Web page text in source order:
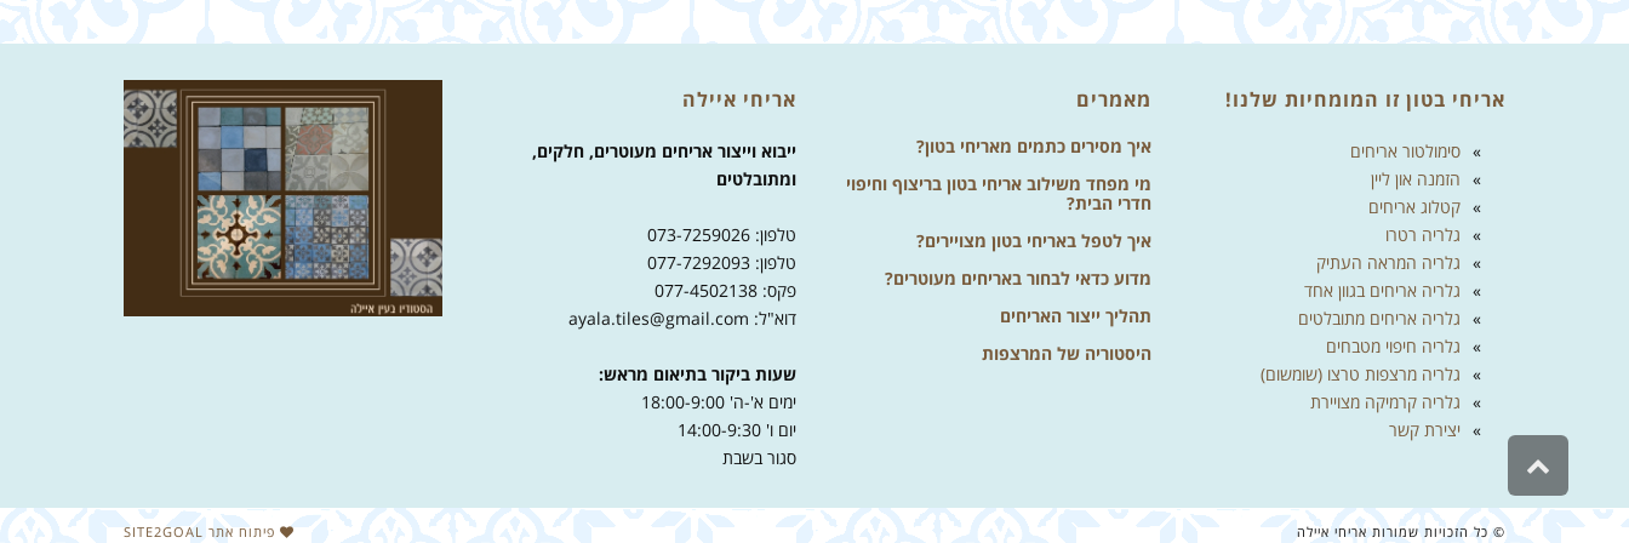
אריחי בטון זו המומחיות שלנו!
סימולטור אריחים
הזמנה און ליין
קטלוג אריחים
גלריה רטרו
גלריה המראה העתיק
גלריה אריחים בגוון אחד
גלריה אריחים מתובלטים
גלריה חיפוי מטבחים
גלריה מרצפות טרצו (שומשום)
גלריה קרמיקה מצויירת
יצירת קשר
מאמרים
איך מסירים כתמים מאריחי בטון?
מי מפחד משילוב אריחי בטון בריצוף וחיפוי
חדרי הבית?
איך לטפל באריחי בטון מצויירים?
מדוע כדאי לבחור באריחים מעוטרים?
תהליך ייצור האריחים
היסטוריה של המרצפות
אריחי איילה
ייבוא וייצור אריחים מעוטרים, חלקים,
ומתובלטים
טלפון: 073-7259026
טלפון: 077-7292093
פקס: 077-4502138
דוא"ל: ayala.tiles@gmail.com
שעות ביקור בתיאום מראש:
ימים א'-ה' 18:00-9:00
יום ו' 14:00-9:30
סגור בשבת
פיתוח אתר SITE2GOAL © כל הזכויות שמורות אריחי איילה
לראש
העמוד